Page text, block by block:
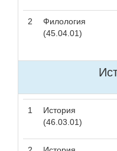
2
Филология
(45.04.01)
1
История
(46.03.01)